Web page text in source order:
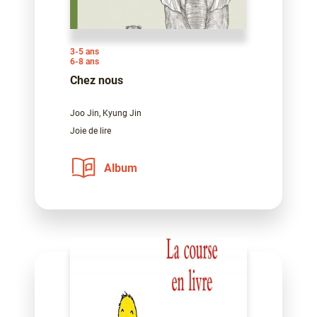
3-5 ans
6-8 ans
Chez nous
Joo Jin, Kyung Jin
Joie de lire
Album